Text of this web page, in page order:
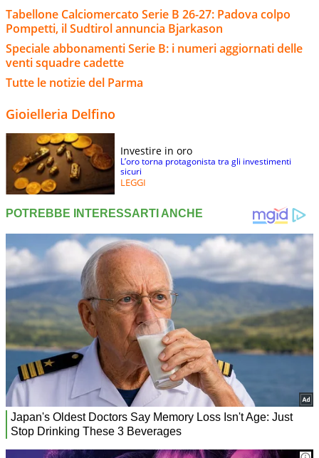
Tabellone Calciomercato Serie B 26-27: Padova colpo
Pompetti, il Sudtirol annuncia Bjarkason
Speciale abbonamenti Serie B: i numeri aggiornati delle
venti squadre cadette
Tutte le notizie del Parma
Gioielleria Delfino
Investire in oro
L’oro torna protagonista tra gli investimenti
sicuri
LEGGI